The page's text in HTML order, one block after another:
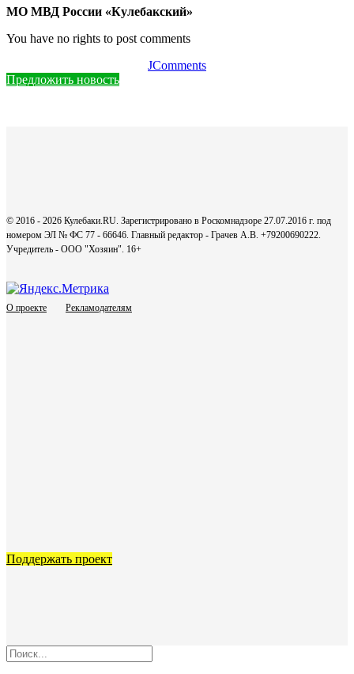
МО МВД России «Кулебакский»
You have no rights to post comments
JComments
Предложить новость
© 2016 - 2026 Кулебаки.RU. Зарегистрировано в Роскомнадзоре 27.07.2016 г. под
номером ЭЛ № ФС 77 - 66646. Главный редактор - Грачев А.В. +79200690222.
Учредитель - ООО "Хозяин". 16+
О проекте Рекламодателям
Поддержать проект